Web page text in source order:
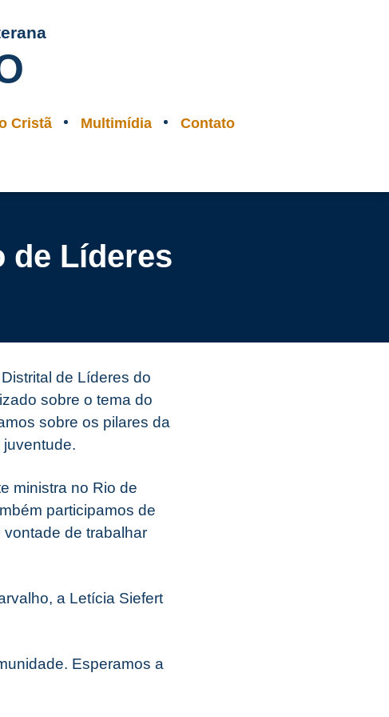
Cristã Multimídia Contato
de Líderes
de Líderes do
sobre o tema do
sobre os pilares da
ministra no Rio de
participamos de
de trabalhar
a Letícia Siefert
Esperamos a